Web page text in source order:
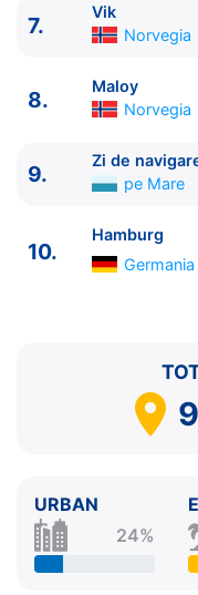
7.
Norvegia
Norvegia
Zi de navigare
10.
Hamburg
7.
Vik
Norvegia
8.
Maloy
Norvegia
9.
Zi de
pe Mare
10.
Hamburg
Germania
9
URBAN
24%